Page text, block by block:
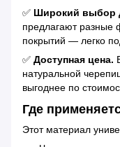
✅ Широкий выбор
предлагают разные
покрытий — легко
✅ Доступная цена.
натуральной
выгоднее по
Где
Этот материал